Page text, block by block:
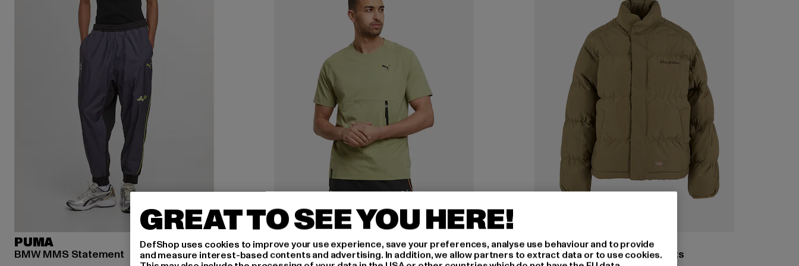
PUMA
BMW MMS Statement
PUMA
Pumatech Pocket
DICKIES
Dickies Scobey Puffer Jackets
GREAT TO SEE YOU HERE!
DefShop uses cookies to improve your use experience, save your preferences, analyse use behaviour and to provide
and measure interest-based contents and advertising. In addition, we allow partners to extract data or to use cookies.